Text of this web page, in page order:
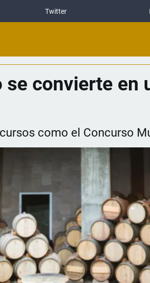
Twitter
convierte en
como el Concurso